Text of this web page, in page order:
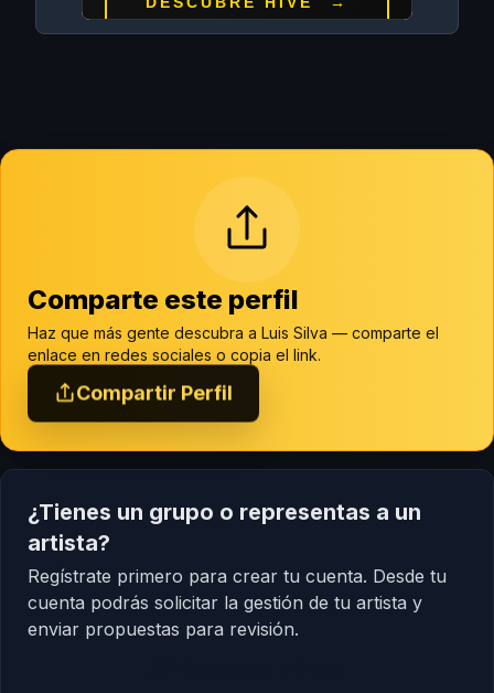
Comparte este perfil
Haz que más gente descubra a Luis Silva — comparte el
enlace en redes sociales o copia el link.
Compartir Perfil
¿Tienes un grupo o representas a un
artista?
Regístrate primero para crear tu cuenta. Desde tu
cuenta podrás solicitar la gestión de tu artista y
enviar propuestas para revisión.